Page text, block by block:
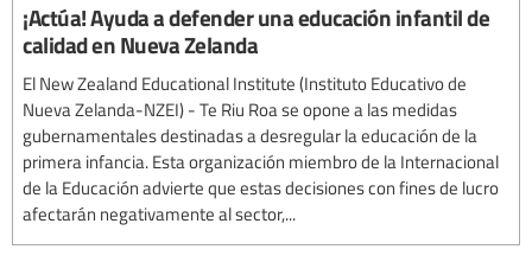
¡Actúa! Ayuda a defender una educación infantil de
calidad en Nueva Zelanda
El New Zealand Educational Institute (Instituto Educativo de
Nueva Zelanda-NZEI) - Te Riu Roa se opone a las medidas
gubernamentales destinadas a desregular la educación de la
primera infancia. Esta organización miembro de la Internacional
de la Educación advierte que estas decisiones con fines de lucro
afectarán negativamente al sector,...